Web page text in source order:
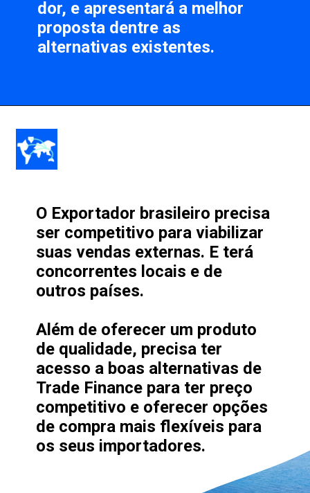
dor, e apresentará a melhor
proposta dentre as
alternativas existentes.
O Exportador brasileiro precisa
ser competitivo para viabilizar
suas vendas externas
concorrentes locais e de
outros países.
Além de oferecer um produto
de qualidade, precisa ter
Trade Finance para ter preço
competitivo e oferecer opções
de compra mais flexíveis para
os seus importadores.